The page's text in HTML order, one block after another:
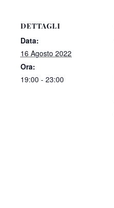
DETTAGLI
Data:
16 Agosto 2022
Ora:
19:00 - 23:00